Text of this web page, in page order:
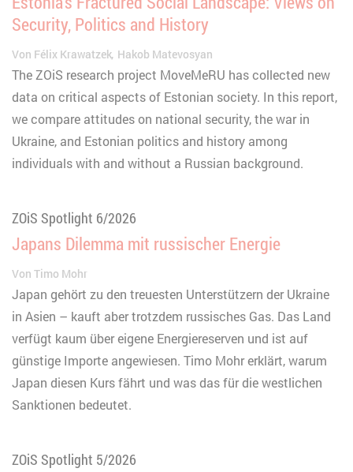
Security, Politics and History
Von Félix Krawatzek Hakob Matevosyan
The ZOiS research project MoveMeRU has collected new
data on critical aspects of Estonian society. In this report,
we compare attitudes on national security, the war in
Ukraine, and Estonian politics and history among
individuals with and without a Russian background.
ZOiS Spotlight 6/2026
Japans Dilemma mit russischer Energie
Von Timo Mohr
Japan gehört zu den treuesten Unterstützern der Ukraine
in Asien – kauft aber trotzdem russisches Gas. Das Land
verfügt kaum über eigene Energiereserven und ist auf
günstige Importe angewiesen. Timo Mohr erklärt, warum
Japan diesen Kurs fährt und was das für die westlichen
Sanktionen bedeutet.
ZOiS Spotlight 5/2026